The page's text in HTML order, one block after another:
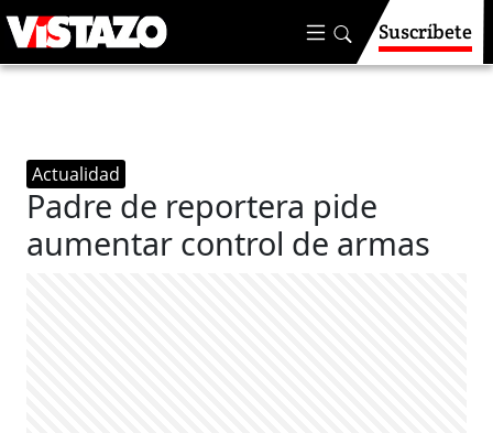
Suscríbete
Actualidad
Padre de reportera pide
aumentar control de armas